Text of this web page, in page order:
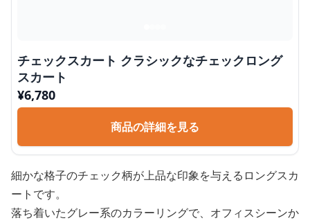
チェックスカート クラシックなチェックロング
スカート
¥6,780
商品の詳細を見る
細かな格子のチェック柄が上品な印象を与えるロングスカ
ートです。
落ち着いたグレー系のカラーリングで、オフィスシーンか